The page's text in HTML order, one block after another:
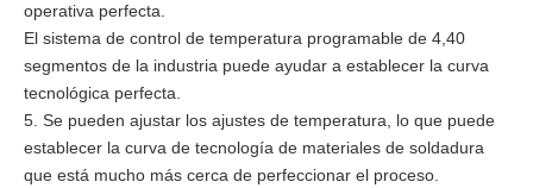
operativa perfecta.
El sistema de control de temperatura programable de 4,40
segmentos de la industria puede ayudar a establecer la curva
tecnológica perfecta.
5. Se pueden ajustar los ajustes de temperatura, lo que puede
establecer la curva de tecnología de materiales de soldadura
que está mucho más cerca de perfeccionar el proceso.